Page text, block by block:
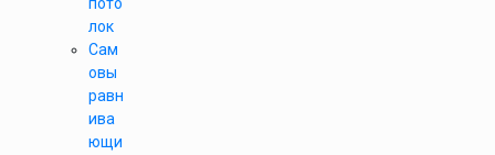
лок
Сам
овы
равн
ива
ющи